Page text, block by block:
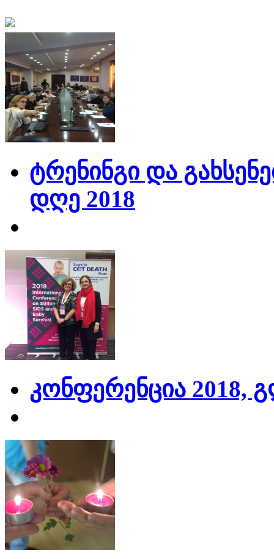
ტრენინგი და
დღე 2018
კონფერენცია 2018,